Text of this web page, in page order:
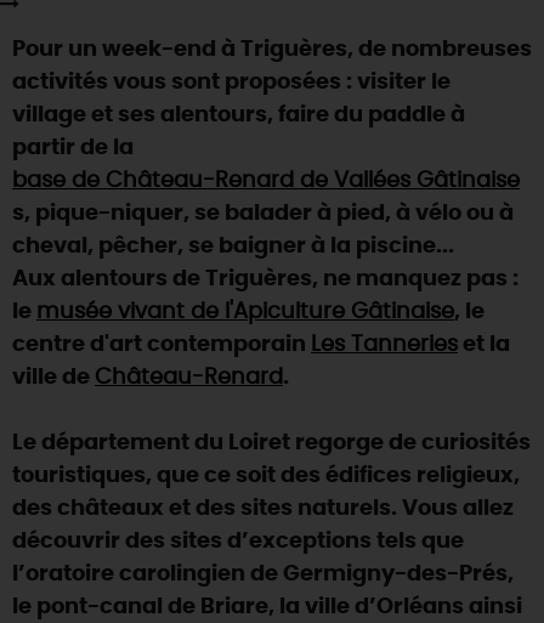
TOUTES LES ACTIVITÉS
Vins et vignobles
Chic,une aire de pique-nique
Par ici lesguinguettes
Que rapporter du Loiret ?
La Route desMétiers d'Art
TOUT L'ART DE VIVRE
(re)Découvrir les coulisses de la Faïencerie de
Gien !
Expérimenter
Une saison de festivals 🎉
Rendez-vous de la nature en 2026
Des sorties en famille dans le Loiret !
Programme des animations "Loiret au fil de l'eau"
AUJOURD'HUI
DEMAIN
INFOS & SERVICES
RÉSERVERMAINTENANT
Pour un week-end à Triguères, de nombreuses
activités vous sont proposées : visiter le
village et ses alentours, faire du paddle à
partir de la
base de Château-Renard de Vallées Gâtinaise
s, pique-niquer, se balader à pied, à vélo ou à
cheval, pêcher, se baigner à la piscine...
Aux alentours de Triguères, ne manquez pas :
le musée vivant de l'Apiculture Gâtinaise, le
centre d'art contemporain Les Tanneries et la
ville de Château-Renard .
Le département du Loiret regorge de curiosités
touristiques, que ce soit des édifices religieux,
des châteaux et des sites naturels. Vous allez
découvrir des sites d’exceptions tels que
l’oratoire carolingien de Germigny-des-Prés,
le pont-canal de Briare, la ville d’Orléans ainsi